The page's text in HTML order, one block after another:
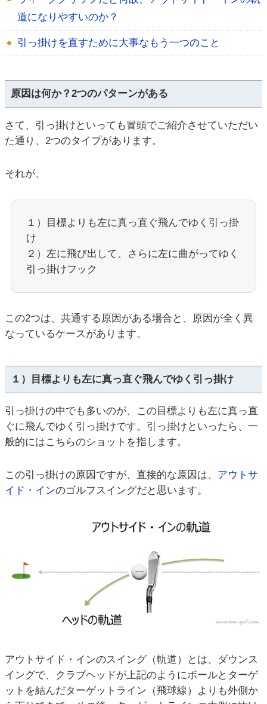
道になりやすいのか？
引っ掛けを直すために大事なもう一つのこと
原因は何か？2つのパターンがある
さて、引っ掛けといっても冒頭でご紹介させていただい
た通り、2つのタイプがあります。
それが、
１）目標よりも左に真っ直ぐ飛んでゆく引っ掛
け
２）左に飛び出して、さらに左に曲がってゆく
引っ掛けフック
この2つは、共通する原因がある場合と、原因が全く異
なっているケースがあります。
１）目標よりも左に真っ直ぐ飛んでゆく引っ掛け
引っ掛けの中でも多いのが、この目標よりも左に真っ直
ぐに飛んでゆく引っ掛けです。引っ掛けといったら、一
般的にはこちらのショットを指します。
この引っ掛けの原因ですが、直接的な原因は、 アウトサ
イド・インのゴルフスイングだと思います。
アウトサイド・インのスイング（軌道）とは、ダウンス
イングで、クラブヘッドが上記のようにボールとターゲ
ットを結んだターゲットライン（飛球線）よりも外側か